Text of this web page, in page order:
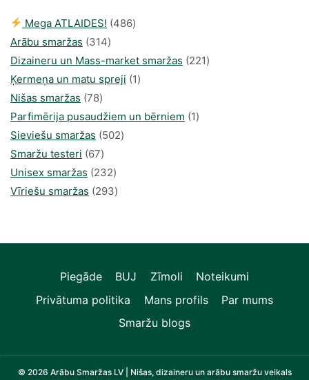
Mega ATLAIDES! 486486
Arābu smaržas 314314
produkti
Dizaineru un Mass-market smaržas 221221
Ķermeņa un matu spreji 11
Nišas smaržas 7878
produkts
Parfimērija pusaudžiem un bērniem 11
Sieviešu smaržas 502502
Smaržu testeri 6767
produkts
Unisex smaržas 232232
produkts
Vīriešu smaržas 293293
Piegāde BUJ Zīmoli
Noteikumi
Privātuma politika
Mans profils
Par mums
Smaržu blogs
© 2026 Arābu Smaržas LV | Nišas, dizaineru un arābu smaržu veikals